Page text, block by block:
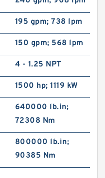
195 gpm; 738 lpm
150 gpm; 568 lpm
4 - 1.25 NPT
1500 hp; 1119 kW
640000 lb.in;
72308 Nm
800000 lb.in;
90385 Nm